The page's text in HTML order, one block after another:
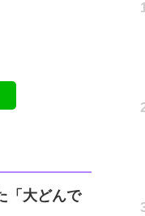
「大どんで